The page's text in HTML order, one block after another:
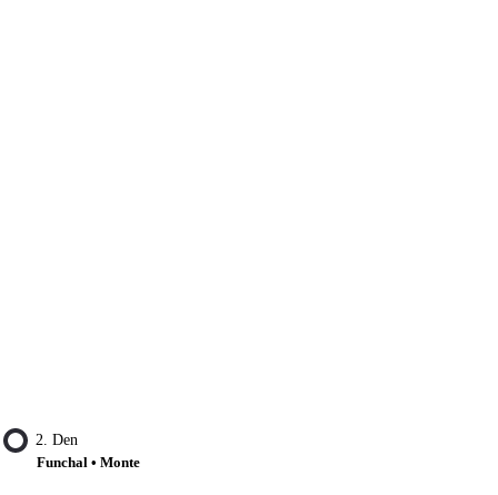
2. Den
Funchal • Monte